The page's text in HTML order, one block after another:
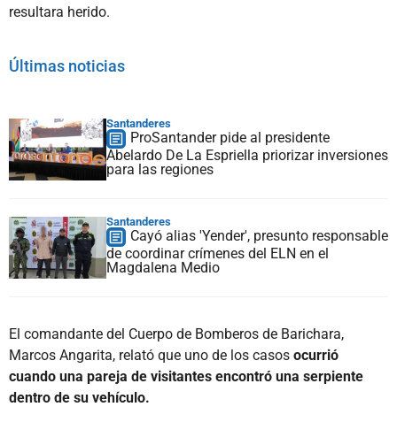
resultara herido.
Últimas noticias
Santanderes
ProSantander pide al presidente
Abelardo De La Espriella priorizar inversiones
para las regiones
Santanderes
Cayó alias 'Yender', presunto responsable
de coordinar crímenes del ELN en el
Magdalena Medio
El comandante del Cuerpo de Bomberos de Barichara,
Marcos Angarita, relató que uno de los casos ocurrió
cuando una pareja de visitantes encontró una serpiente
dentro de su vehículo.